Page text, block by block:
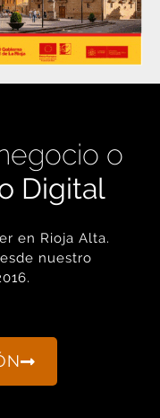
o
Digital
en Rioja Alta.
nuestro